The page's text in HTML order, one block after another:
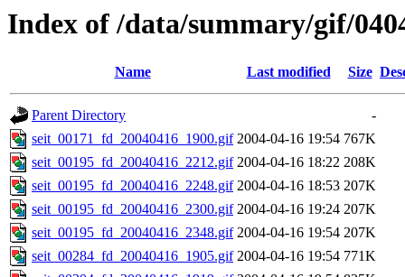
Index of /data/summary/gif/
Name Last modified Size
Parent Directory
-
seit_00171_fd_20040416_1900.gif 2004-04-16 19:54 767K
seit_00195_fd_20040416_2212.gif 2004-04-16 18:22 208K
seit_00195_fd_20040416_2248.gif 2004-04-16 18:53 207K
seit_00195_fd_20040416_2300.gif 2004-04-16 19:24 207K
seit_00195_fd_20040416_2348.gif 2004-04-16 19:54 207K
seit_00284_fd_20040416_1905.gif 2004-04-16 19:54 771K